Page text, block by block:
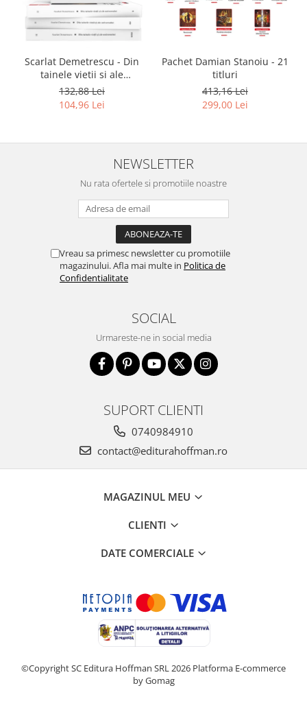
Scarlat Demetrescu - Din
tainele vietii si ale
universului, Volumele I-III +
Viata dincolo de mormant
132,88 Lei
104,96 Lei
Pachet Damian Stanoiu - 21
titluri
413,16 Lei
299,00 Lei
NEWSLETTER
Nu rata ofertele si promotiile noastre
Vreau sa primesc newsletter cu promotiile
magazinului. Afla mai multe in Politica de
Confidentialitate
SOCIAL
Urmareste-ne in social media
SUPORT CLIENTI
0740984910
contact@editurahoffman.ro
MAGAZINUL MEU
CLIENTI
DATE COMERCIALE
©Copyright SC Editura Hoffman SRL 2026 Platforma E-commerce
by Gomag